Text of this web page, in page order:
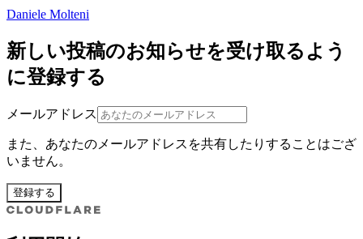
Daniele Molteni
新しい投稿のお知らせを受け取るよう
に登録する
メールアドレス
また、あなたのメールアドレスを共有したりすることはござ
いません。
登録する